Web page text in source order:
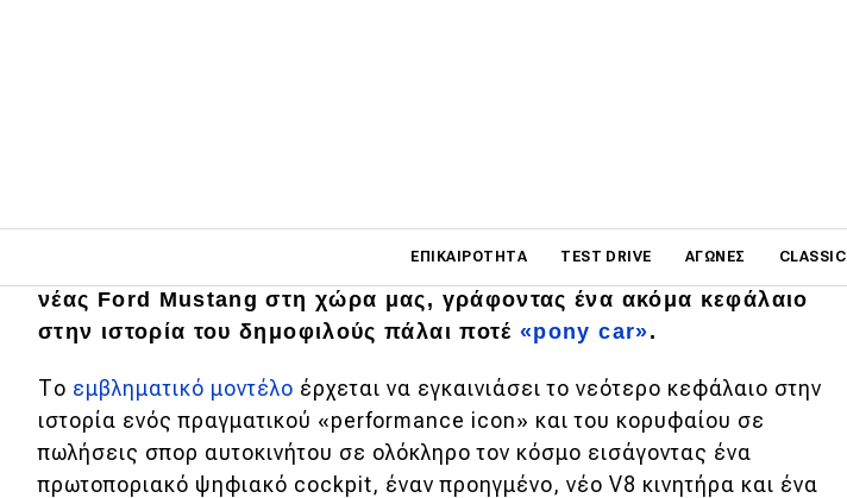
ΕΠΙΚΑΙΡΌΤΗΤΑ TEST DRIVE ΑΓΏΝΕΣ CLASSIC
Επικαιρότητα
Νέα μοντέλα
Πρωτότυπα
H ελληνική αντιπροσωπεία της Ford ανακοίνωσε τη διάθεση της
νέας Ford Mustang στη χώρα μας, γράφοντας ένα ακόμα κεφάλαιο
στην ιστορία του δημοφιλούς πάλαι ποτέ«pony car».
Το εμβληματικό μοντέλο έρχεται να εγκαινιάσει το νεότερο κεφάλαιο στην
ιστορία ενός πραγματικού «performance icon» και του κορυφαίου σε
πωλήσεις σπορ αυτοκινήτου σε ολόκληρο τον κόσμο εισάγοντας ένα
πρωτοποριακό ψηφιακό cockpit, έναν προηγμένο, νέο V8 κινητήρα και ένα